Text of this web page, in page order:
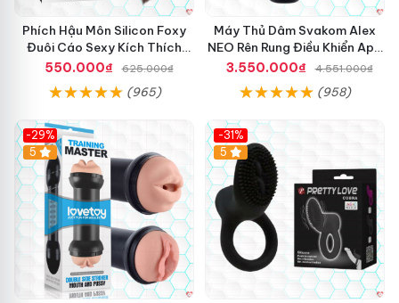
Phích Hậu Môn Silicon Foxy
Đuôi Cáo Sexy Kích Thích
Mạnh
550.000₫ 625.000₫
(965)
Máy Thủ Dâm Svakom Alex
NEO Rên Rung Điều Khiển App
Siêu Phê
3.550.000₫ 4.551.000₫
(958)
-29%
Hot
5
-31%
5